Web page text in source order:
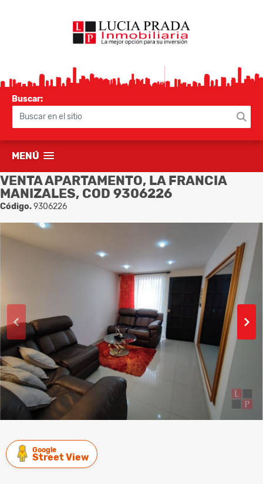
Buscar:
MENÚ
VENTA APARTAMENTO, LA FRANCIA
MANIZALES, COD 9306226
Código.9306226
Google
Street View